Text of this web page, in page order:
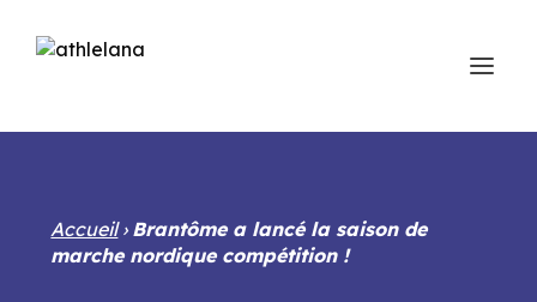
Accueil› Brantôme a lancé la saison de
marche nordique compétition !